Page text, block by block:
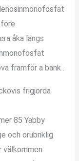
åka längs
framför a bank .
frigjorda
85 Yabby
och orubriklig